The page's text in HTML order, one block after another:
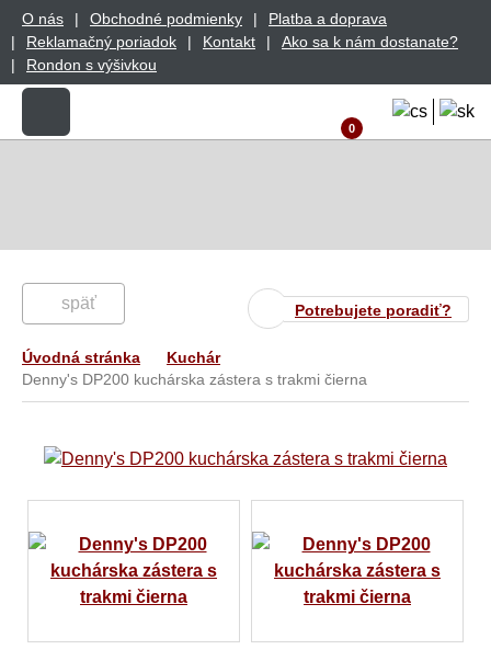
O nás Obchodné podmienky
Platba a doprava
Reklamačný poriadok
Kontakt
Ako sa k nám dostanate?
Rondon s výšivkou
0
Potrebujete poradiť?
späť
Úvodná stránka
Kuchár
Denny's DP200 kuchárska zástera s trakmi čierna